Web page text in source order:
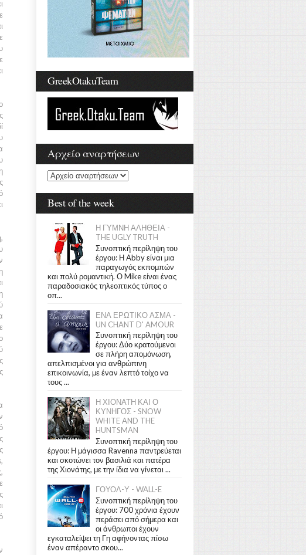
,
GreekOtakuTeam
Αρχείο αναρτήσεων
Best of the week
Η ΓΥΜΝΗ ΑΛΗΘΕΙΑ -
THE UGLY TRUTH
Συνοπτική περίληψη του
έργου: Η Abby είναι μια
παραγωγός εκπομπών
και πολύ ρομαντική. Ο Mike είναι ένας
παραδοσιακός τηλεοπτικός τύπος ο
οπ...
ΕΝΑ ΕΡΩΤΙΚΟ ΑΣΜΑ -
UN CHANT D' AMOUR
Συνοπτική περίληψη του
έργου: Δύο κρατούμενοι
σε πλήρη απομόνωση,
απελπισμένοι για ανθρώπινη
επικοινωνία, με έναν λεπτό τοίχο να
τους ...
Η ΧΙΟΝΑΤΗ ΚΑΙ Ο
ΚΥΝΗΓΟΣ - SNOW
WHITE AND THE
HUNTSMAN
Συνοπτική περίληψη του
έργου: Η μάγισσα Ravenna παντρεύεται
και σκοτώνει τον βασιλιά και πατέρα
της Χιονάτης, με την ίδια να γίνεται ...
ΓΟΥΟΛ-Υ - WALL-E
Συνοπτική περίληψη του
έργου: 700 χρόνια έχουν
περάσει από σήμερα και
οι άνθρωποι έχουν
εγκαταλείψει τη Γη αφήνοντας πίσω
έναν απέραντο σκου...